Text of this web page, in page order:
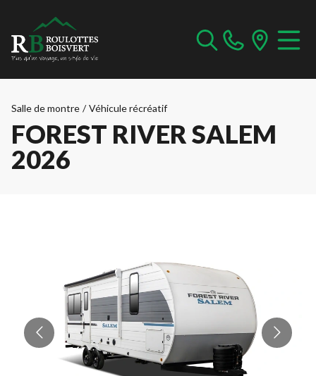
Salle de montre / Véhicule récréatif
FOREST RIVER SALEM
2026